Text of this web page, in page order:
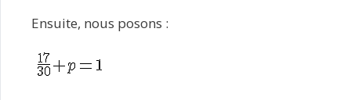
Ensuite, nous posons :